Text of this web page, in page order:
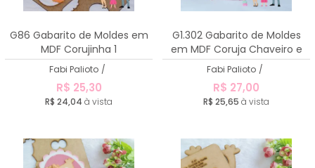
G86 Gabarito de Moldes em
MDF Corujinha 1
Fabi Palioto /
R$ 25,30
R$ 24,04 à vista
G1.302 Gabarito de Moldes
em MDF Coruja Chaveiro e
Ponteira
Fabi Palioto /
R$ 27,00
R$ 25,65 à vista